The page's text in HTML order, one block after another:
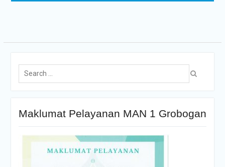
Maklumat Pelayanan MAN 1 Grobogan